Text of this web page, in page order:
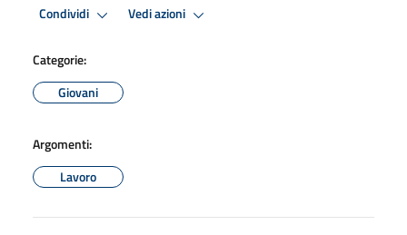
Condividi Vedi azioni
Categorie:
Giovani
Argomenti:
Lavoro